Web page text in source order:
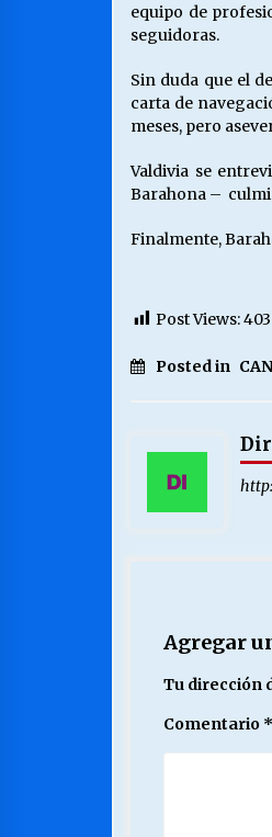
equipo de
seguidoras.
Sin duda que el
carta de
meses, pero
Valdivia se
Barahona –
Finalmente,
Post Views:403
Posted in
Agregar
Tu dirección
Comentario *